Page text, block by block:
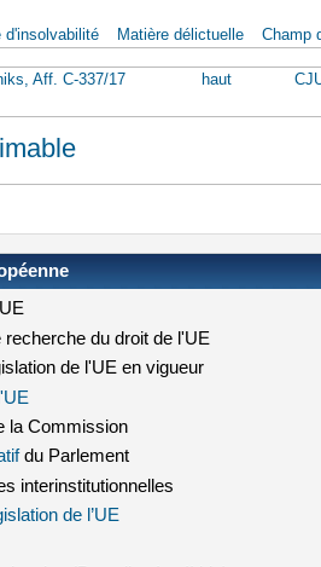
d'insolvabilité Matière délictuelle Champ
Aff. C-337/17 haut
recherche du droit de l'UE
externe)de l'UE en vigueur
est externe)
la Commission
(le lien est externe)
du Parlement
interinstitutionnelles
de l’UE
est externe)